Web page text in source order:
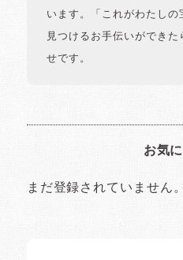
います。「これがわたし
見つけるお手伝いができ
せです。
お気
まだ登録されていません。